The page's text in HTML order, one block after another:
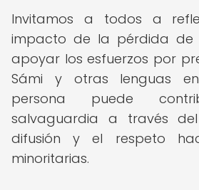
Invitamos a todos a
impacto de la pérdida de
apoyar los esfuerzos por
Sámi y otras lenguas
persona puede
salvaguardia a través
difusión y el respeto
minoritarias.